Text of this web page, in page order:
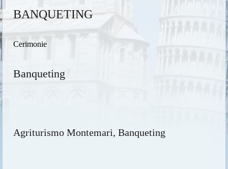
BANQUETING
Cerimonie
Banqueting
Agriturismo Montemari, Banqueting